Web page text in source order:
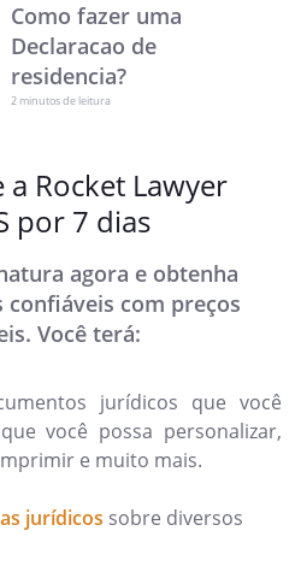
Como fazer uma
Declaracao de
residencia?
2 minutos de leitura
Rocket Lawyer
por 7 dias
agora e obtenha
com preços
Você terá:
jurídicos que você
você possa personalizar,
e muito mais.
jurídicos sobre diversos